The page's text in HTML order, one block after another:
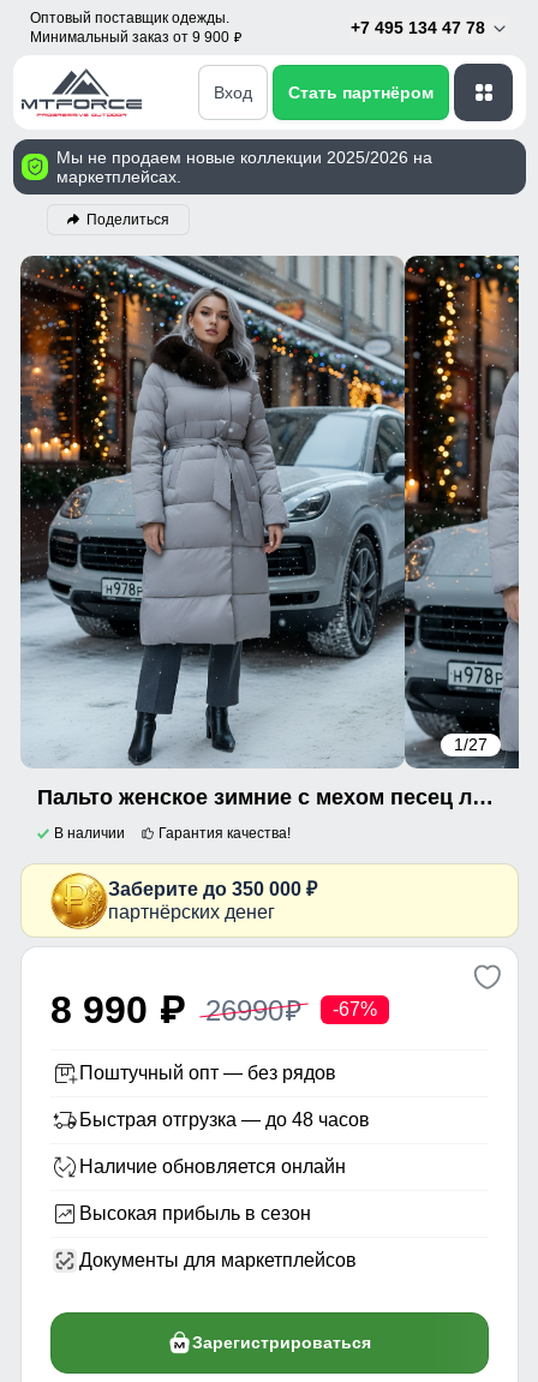
Оптовый поставщик одежды.
Минимальный заказ от 9 900 p
+7 495 134 47 78
Вход Стать партнёром
Мы не продаем новые коллекции 2025/2026 на
маркетплейсах.
Поделиться
1/27
Пальто женское зимние с мехом песец люкс класса бежевого цвета 611_1B
В наличии Гарантия качества!
Заберите до 350 000 ₽
партнёрских денег
8 990 p 26990p -67%
Поштучный опт — без рядов
Быстрая отгрузка — до 48 часов
Наличие обновляется онлайн
Высокая прибыль в сезон
Документы для маркетплейсов
Зарегистрироваться